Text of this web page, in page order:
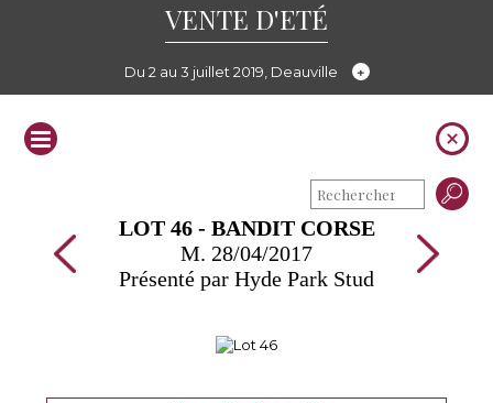
VENTE D'ETÉ
Du 2 au 3 juillet 2019, Deauville
LOT 46 - BANDIT CORSE
M. 28/04/2017
Présenté par Hyde Park Stud